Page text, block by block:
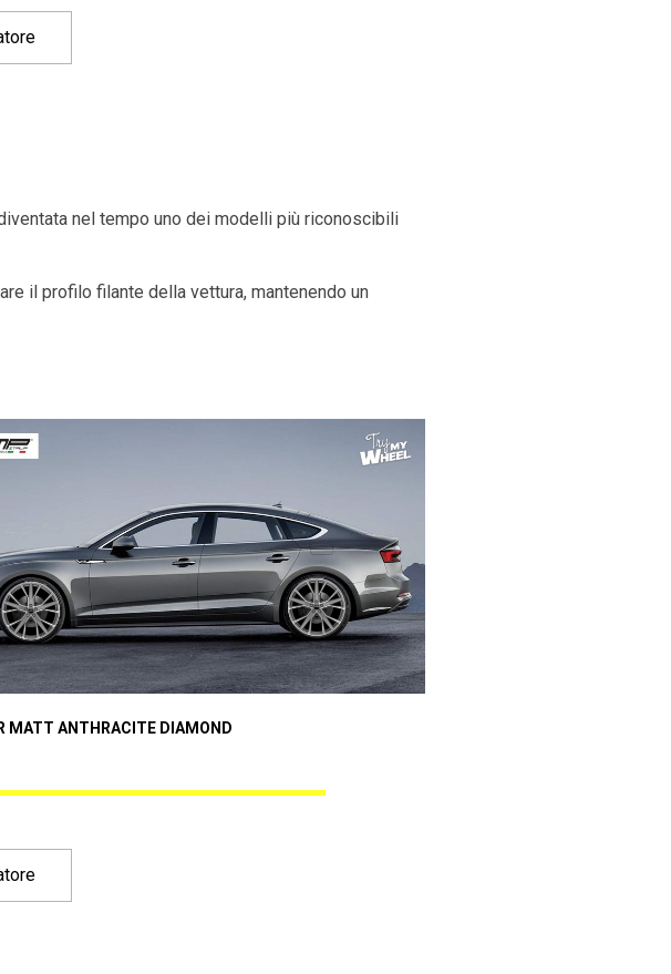
nel tempo uno dei modelli più riconoscibili
il profilo filante della vettura, mantenendo un
MATT ANTHRACITE DIAMOND